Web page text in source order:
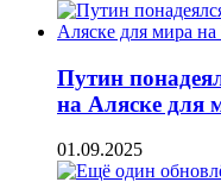
Путин
на Аляске для
01.09.2025